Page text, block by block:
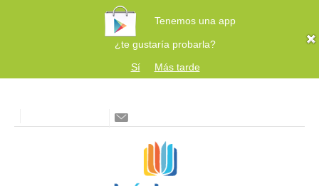
Tenemos una app
¿te gustaría probarla?
Sí
Más tarde